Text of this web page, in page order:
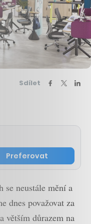
Sdílet
Preferovat
se neustále mění a
dnes považovat za
větším důrazem na